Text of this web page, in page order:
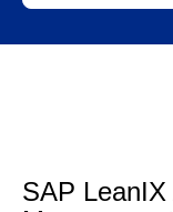
SAP